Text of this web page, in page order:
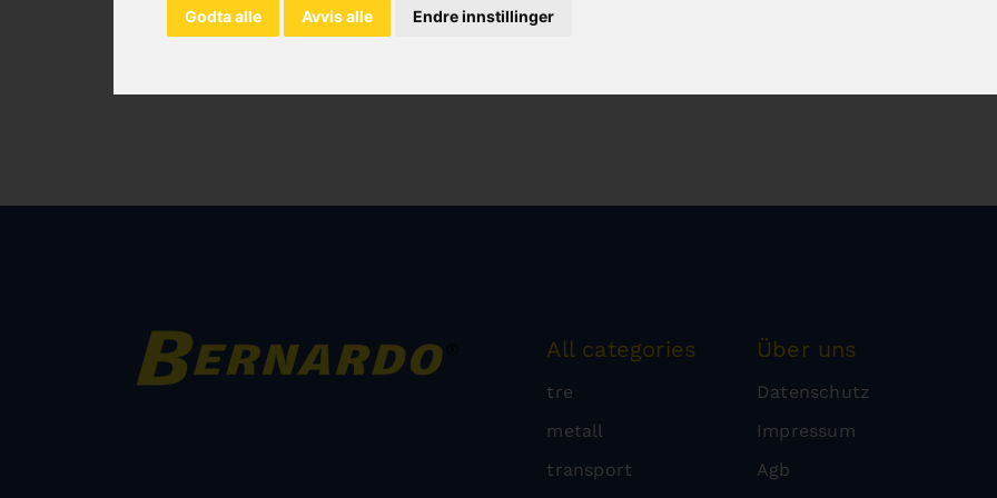
Godta alle Avvis alle Endre innstillinger
All categories
tre
metall
transport
Über uns
Datenschutz
Impressum
Agb